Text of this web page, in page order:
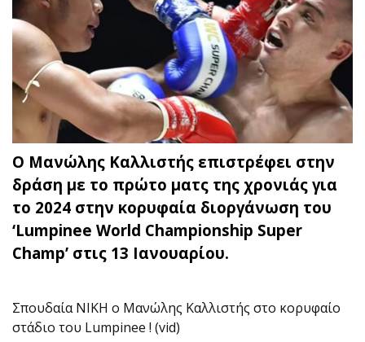
Ο Μανώλης Καλλιστής επιστρέφει στην
δράση με το πρώτο ματς της χρονιάς για
το 2024 στην κορυφαία διοργάνωση του
‘Lumpinee World Championship Super
Champ’ στις 13 Ιανουαρίου.
Σπουδαία ΝΙΚΗ ο Μανώλης Καλλιστής στο κορυφαίο
στάδιο του Lumpinee ! (vid)